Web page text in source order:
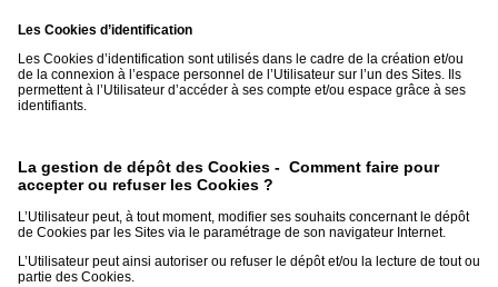
Les Cookies d’identification
Les Cookies d’identification sont utilisés dans le cadre de la création et/ou
de la connexion à l’espace personnel de l’Utilisateur sur l’un des Sites. Ils
permettent à l’Utilisateur d’accéder à ses compte et/ou espace grâce à ses
identifiants.
La gestion de dépôt des Cookies - Comment faire pour
accepter ou refuser les Cookies ?
L’Utilisateur peut, à tout moment, modifier ses souhaits concernant le dépôt
de Cookies par les Sites via le paramétrage de son navigateur Internet.
L’Utilisateur peut ainsi autoriser ou refuser le dépôt et/ou la lecture de tout ou
partie des Cookies.